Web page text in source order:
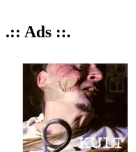
.:: Ads ::.